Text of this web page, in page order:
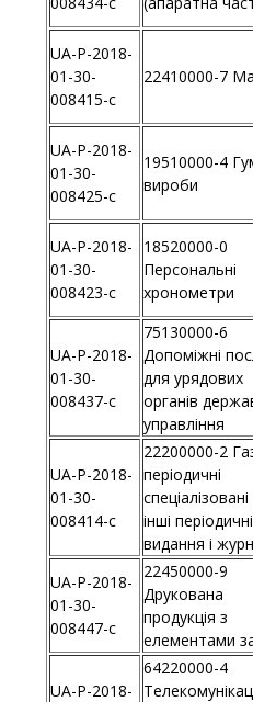
UA-P-2018-
01-30-
008415-c
22410000-7
UA-P-2018-
01-30-
008425-c
19510000-4
вироби
UA-P-2018-
01-30-
008423-c
18520000-0
Персональні
хронометри
UA-P-2018-
01-30-
008437-c
75130000-6
Допоміжні
для урядових
органів
управління
UA-P-2018-
01-30-
008414-c
22200000-2
періодичні
інші періодичні
видання і
UA-P-2018-
01-30-
008447-c
22450000-9
Друкована
продукція з
елементами
UA-P-2018-
64220000-4